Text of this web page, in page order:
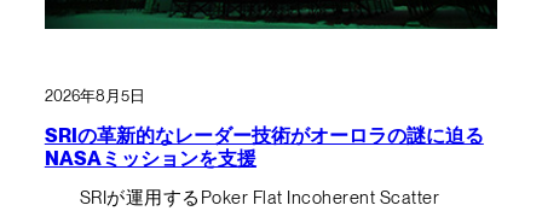
2026年8月5日
SRIの革新的なレーダー技術がオーロラの謎に迫る
NASAミッションを支援
SRIが運用するPoker Flat Incoherent Scatter